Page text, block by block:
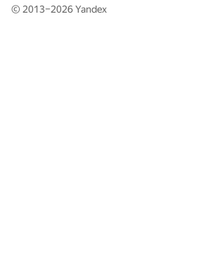
© 2013–2026Yandex